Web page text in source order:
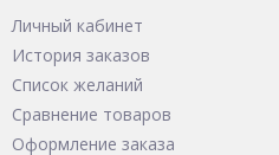
Личный кабинет
История заказов
Список желаний
Сравнение товаров
Оформление заказа